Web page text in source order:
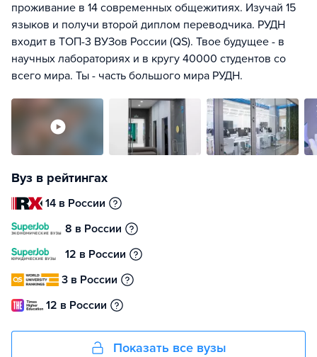
проживание в 14 современных общежитиях. Изучай 15
языков и получи второй диплом переводчика. РУДН
входит в ТОП-3 ВУЗов России (QS). Твое будущее - в
научных лабораториях и в кругу 40000 студентов со
всего мира. Ты - часть большого мира РУДН.
Вуз в рейтингах
14 в России
8 в России
12 в России
3 в России
12 в России
Показать все вузы